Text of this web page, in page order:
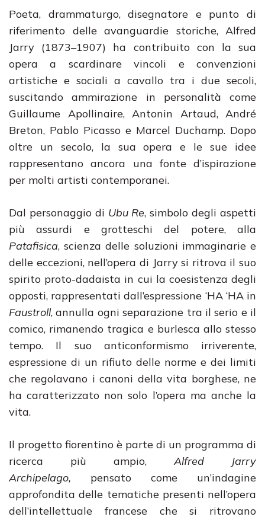
Poeta, drammaturgo, disegnatore e punto di
riferimento delle avanguardie storiche, Alfred
Jarry (1873–1907) ha contribuito con la sua
opera a scardinare vincoli e convenzioni
artistiche e sociali a cavallo tra i due secoli,
suscitando ammirazione in personalità come
Guillaume Apollinaire, Antonin Artaud, André
Breton, Pablo Picasso e Marcel Duchamp. Dopo
oltre un secolo, la sua opera e le sue idee
rappresentano ancora una fonte d’ispirazione
per molti artisti contemporanei.
Dal personaggio di Ubu Re, simbolo degli aspetti
più assurdi e grotteschi del potere, alla
Patafisica, scienza delle soluzioni immaginarie e
delle eccezioni, nell’opera di Jarry si ritrova il suo
spirito proto-dadaista in cui la coesistenza degli
opposti, rappresentati dall’espressione ‘HA ‘HA in
Faustroll, annulla ogni separazione tra il serio e il
comico, rimanendo tragica e burlesca allo stesso
tempo. Il suo anticonformismo irriverente,
espressione di un rifiuto delle norme e dei limiti
che regolavano i canoni della vita borghese, ne
ha caratterizzato non solo l’opera ma anche la
vita.
Il progetto fiorentino è parte di un programma di
ricerca più ampio, Alfred Jarry
Archipelago, pensato come un’indagine
approfondita delle tematiche presenti nell’opera
dell’intellettuale francese che si ritrovano